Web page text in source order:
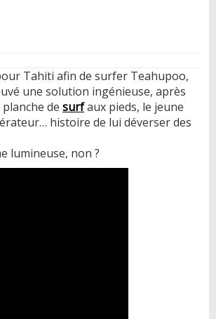
Tahiti afin de surfer Teahupoo,
une solution ingénieuse, après
de surfaux pieds, le jeune
histoire de lui déverser des
lumineuse, non ?